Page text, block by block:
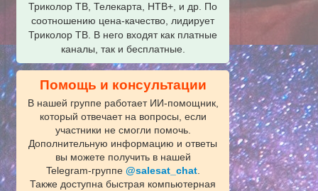
Триколор ТВ, Телекарта, НТВ+, и др. По
соотношению цена-качество, лидирует
Триколор ТВ. В него входят как платные
каналы, так и бесплатные.
Помощь и консультации
В нашей группе работает ИИ‑помощник,
который отвечает на вопросы, если
участники не смогли помочь.
Дополнительную информацию и ответы
вы можете получить в нашей
Telegram‑группе @salesat_chat.
Также доступна быстрая компьютерная